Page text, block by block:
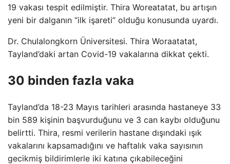
19 vakası tespit edilmiştir. Thira Woreatatat, bu artışın
yeni bir dalganın “ilk işareti” olduğu konusunda uyardı.
Dr. Chulalongkorn Üniversitesi. Thira Woraatatat,
Tayland’daki artan Covid-19 vakalarına dikkat çekti.
30 binden fazla vaka
Tayland’da 18-23 Mayıs tarihleri ​​arasında hastaneye 33
bin 589 kişinin başvurduğunu ve 3 can kaybı olduğunu
belirtti. Thira, resmi verilerin hastane dışındaki ışık
vakalarını kapsamadığını ve haftalık vaka sayısının
gecikmiş bildirimlerle iki katına çıkabileceğini